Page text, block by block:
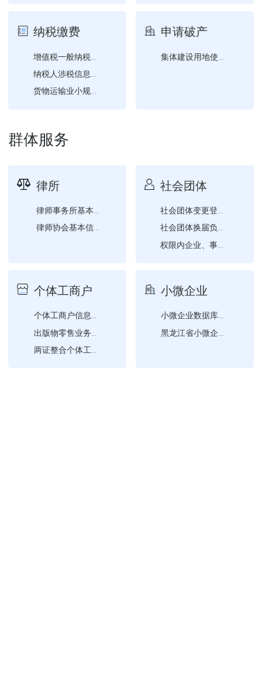
纳税缴费
纳税人涉税信息查询
货物运输业小规模纳税人异...
申请破产
群体服务
律所
律师事务所基本信息查询
律师协会基本信息查询
社会团体
社会团体变更登记（社会团...
社会团体换届负责人、监事...
权限内企业、事业单位、社...
个体工商户
个体工商户信息确认
两证整合个体工商户信息变...
小微企业
小微企业数据库查询